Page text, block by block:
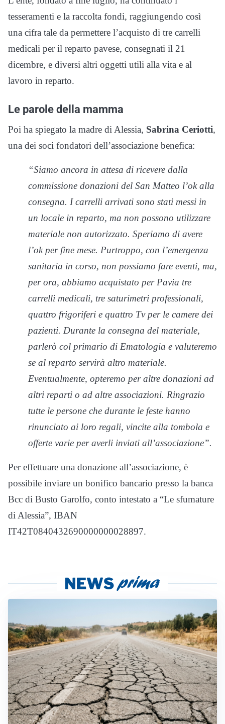
tesseramenti e la raccolta fondi, raggiungendo così
una cifra tale da permettere l’acquisto di tre carrelli
medicali per il reparto pavese, consegnati il 21
dicembre, e diversi altri oggetti utili alla vita e al
lavoro in reparto.
Le parole della mamma
Poi ha spiegato la madre di Alessia, Sabrina Ceriotti,
una dei soci fondatori dell’associazione benefica:
“Siamo ancora in attesa di ricevere dalla
commissione donazioni del San Matteo l’ok alla
consegna. I carrelli arrivati sono stati messi in
un locale in reparto, ma non possono utilizzare
materiale non autorizzato. Speriamo di avere
l’ok per fine mese. Purtroppo, con l’emergenza
sanitaria in corso, non possiamo fare eventi, ma,
per ora, abbiamo acquistato per Pavia tre
carrelli medicali, tre saturimetri professionali,
quattro frigoriferi e quattro Tv per le camere dei
pazienti. Durante la consegna del materiale,
parlerò col primario di Ematologia e valuteremo
se al reparto servirà altro materiale.
Eventualmente, opteremo per altre donazioni ad
altri reparti o ad altre associazioni. Ringrazio
tutte le persone che durante le feste hanno
rinunciato ai loro regali, vincite alla tombola e
offerte varie per averli inviati all’associazione”.
Per effettuare una donazione all’associazione, è
possibile inviare un bonifico bancario presso la banca
Bcc di Busto Garolfo, conto intestato a “Le sfumature
di Alessia”, IBAN
IT42T0840432690000000028897.